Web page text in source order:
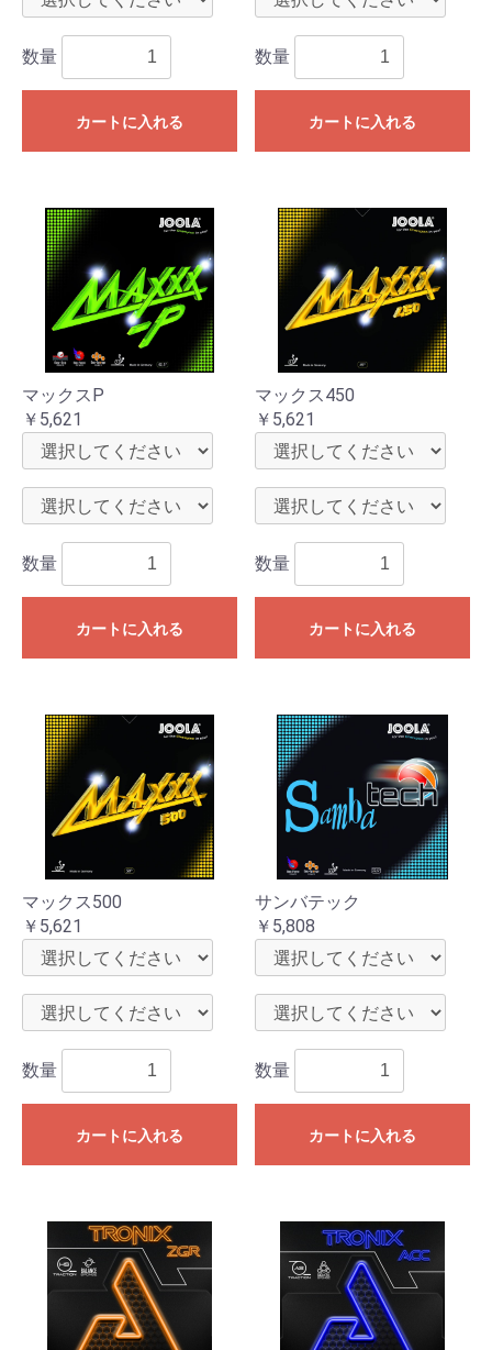
数量
カートに入れる
数量
カートに入れる
マックスP
￥5,621
数量
カートに入れる
マックス450
￥5,621
数量
カートに入れる
マックス500
￥5,621
数量
カートに入れる
サンバテック
￥5,808
数量
カートに入れる